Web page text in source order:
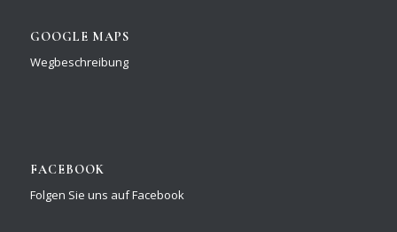
GOOGLE MAPS
Wegbeschreibung
FACEBOOK
Folgen Sie uns auf Facebook